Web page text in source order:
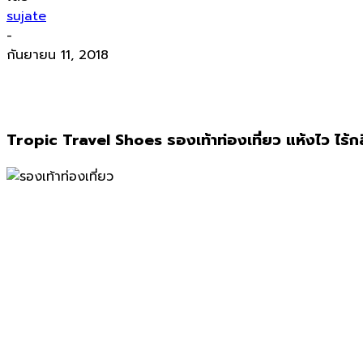
sujate
-
กันยายน 11, 2018
Tropic Travel Shoes รองเท้าท่องเที่ยว แห้งไว ไร้